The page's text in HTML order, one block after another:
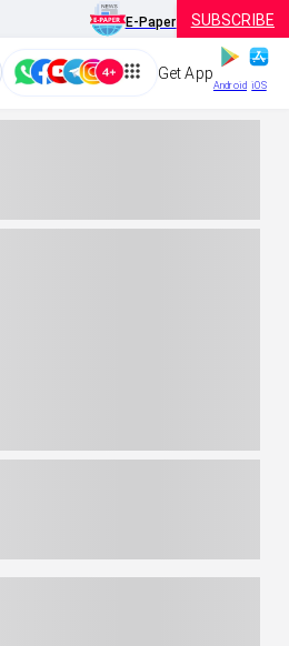
E-Paper SUBSCRIBE
Get App
Android iOS